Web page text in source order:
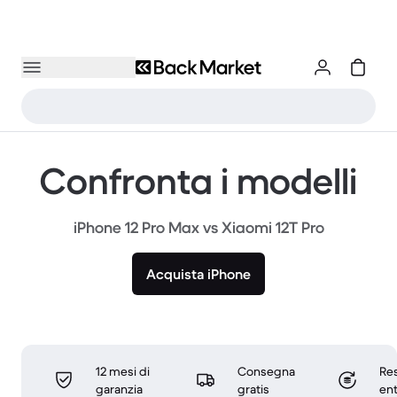
Confronta i modelli
iPhone 12 Pro Max vs Xiaomi 12T Pro
Acquista iPhone
12 mesi di
garanzia
Consegna
gratis